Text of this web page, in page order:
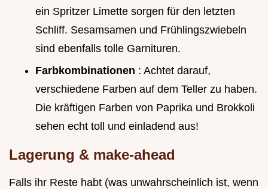
ein Spritzer Limette sorgen für den letzten
Schliff. Sesamsamen und Frühlingszwiebeln
sind ebenfalls tolle Garnituren.
Farbkombinationen : Achtet darauf,
verschiedene Farben auf dem Teller zu haben.
Die kräftigen Farben von Paprika und Brokkoli
sehen echt toll und einladend aus!
Lagerung & make-ahead
Falls ihr Reste habt (was unwahrscheinlich ist, wenn